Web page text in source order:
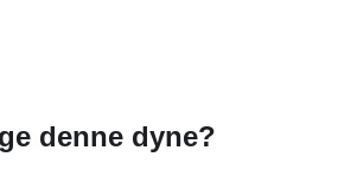
denne dyne?